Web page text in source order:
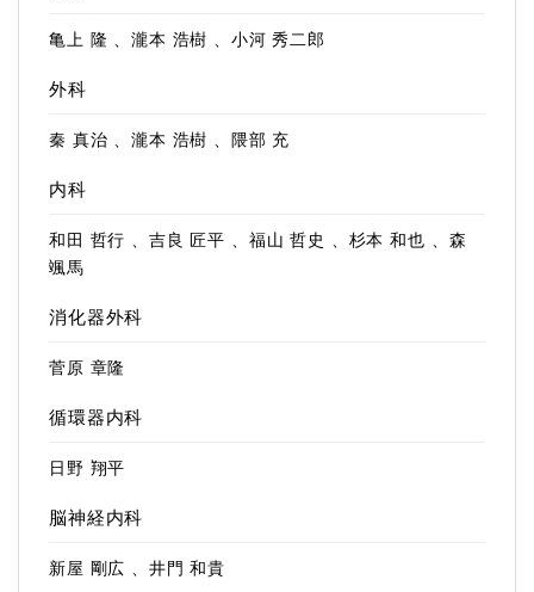
亀上 隆 、瀧本 浩樹 、小河 秀二郎
外科
秦 真治 、瀧本 浩樹 、隈部 充
内科
和田 哲行 、吉良 匠平 、福山 哲史 、杉本 和也 、森
颯馬
消化器外科
菅原 章隆
循環器内科
日野 翔平
脳神経内科
新屋 剛広 、井門 和貴